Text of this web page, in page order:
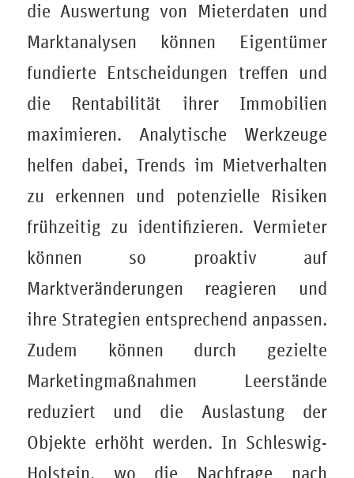
die Auswertung von Mieterdaten und
Marktanalysen können Eigentümer
fundierte Entscheidungen treffen und
die Rentabilität ihrer Immobilien
maximieren. Analytische Werkzeuge
helfen dabei, Trends im Mietverhalten
zu erkennen und potenzielle Risiken
frühzeitig zu identifizieren. Vermieter
können so proaktiv auf
Marktveränderungen reagieren und
ihre Strategien entsprechend anpassen.
Zudem können durch gezielte
Marketingmaßnahmen Leerstände
reduziert und die Auslastung der
Objekte erhöht werden. In Schleswig-